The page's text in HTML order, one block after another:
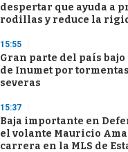
despertar que ayuda a
rodillas y reduce la
15:55
Gran parte del país
de Inumet por
severas
15:37
Baja importante en
el volante Mauricio
carrera en la MLS de